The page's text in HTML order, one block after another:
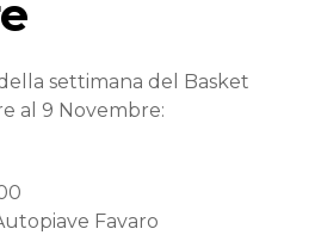
settimana del Basket
al 9 Novembre:
Favaro